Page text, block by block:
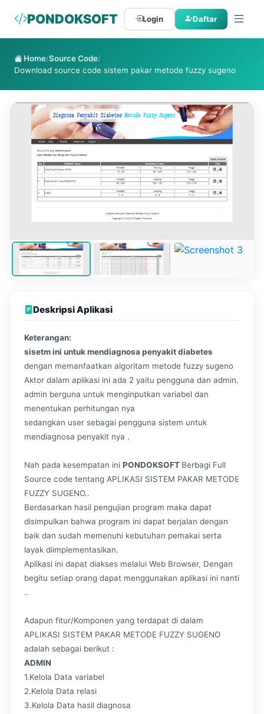
PONDOKSOFT Login Daftar
Home/Source Code/
Download source code sistem pakar metode fuzzy sugeno
Deskripsi Aplikasi
Keterangan:
sisetm ini untuk mendiagnosa penyakit diabetes
dengan memanfaatkan algoritam metode fuzzy sugeno
Aktor dalam aplikasi ini ada 2 yaitu pengguna dan admin.
admin berguna untuk menginputkan variabel dan
menentukan perhitungan nya
sedangkan user sebagai pengguna sistem untuk
mendiagnosa penyakit nya .
Nah pada kesempatan ini PONDOKSOFT Berbagi Full
Source code tentang APLIKASI SISTEM PAKAR METODE
FUZZY SUGENO..
Berdasarkan hasil pengujian program maka dapat
disimpulkan bahwa program ini dapat berjalan dengan
baik dan sudah memenuhi kebutuhan pemakai serta
layak diimplementasikan.
Aplikasi ini dapat diakses melalui Web Browser, Dengan
begitu setiap orang dapat menggunakan aplikasi ini nanti
..
Adapun fitur/Komponen yang terdapat di dalam
APLIKASI SISTEM PAKAR METODE FUZZY SUGENO
adalah sebagai berikut :
ADMIN
1.Kelola Data variabel
2.Kelola Data relasi
3.Kelola Data hasil diagnosa